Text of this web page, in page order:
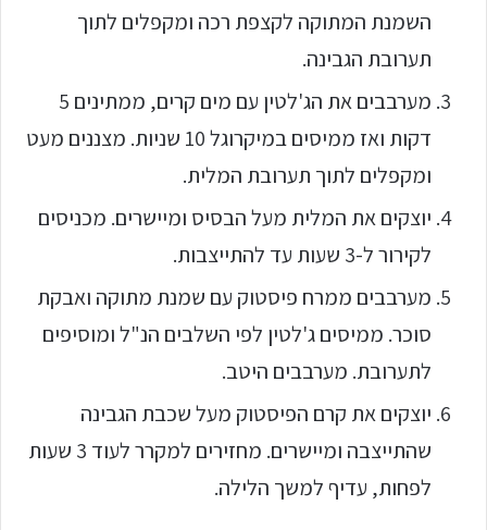
השמנת המתוקה לקצפת רכה ומקפלים לתוך
תערובת הגבינה.
מערבבים את הג'לטין עם מים קרים, ממתינים 5
דקות ואז ממיסים במיקרוגל 10 שניות. מצננים מעט
ומקפלים לתוך תערובת המלית.
יוצקים את המלית מעל הבסיס ומיישרים. מכניסים
לקירור ל-3 שעות עד להתייצבות.
מערבבים ממרח פיסטוק עם שמנת מתוקה ואבקת
סוכר. ממיסים ג'לטין לפי השלבים הנ"ל ומוסיפים
לתערובת. מערבבים היטב.
יוצקים את קרם הפיסטוק מעל שכבת הגבינה
שהתייצבה ומיישרים. מחזירים למקרר לעוד 3 שעות
לפחות, עדיף למשך הלילה.